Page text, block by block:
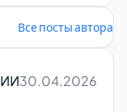
Все посты автора
ИИ30.04.2026